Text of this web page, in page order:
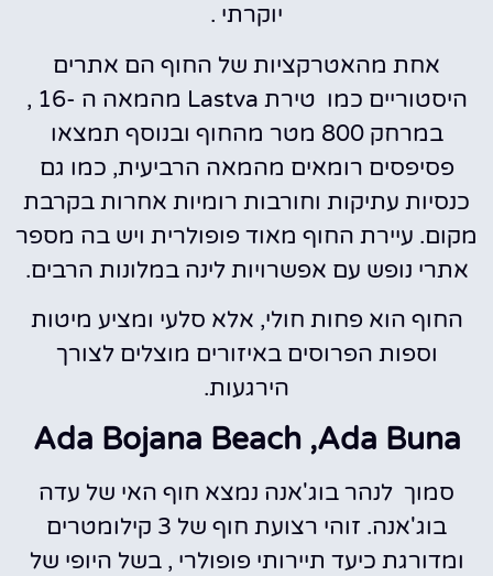
יוקרתי .
אחת מהאטרקציות של החוף הם אתרים
היסטוריים כמו טירת Lastva מהמאה ה -16 ,
במרחק 800 מטר מהחוף ובנוסף תמצאו
פסיפסים רומאים מהמאה הרביעית, כמו גם
כנסיות עתיקות וחורבות רומיות אחרות בקרבת
מקום. עיירת החוף מאוד פופולרית ויש בה מספר
אתרי נופש עם אפשרויות לינה במלונות הרבים.
החוף הוא פחות חולי, אלא סלעי ומציע מיטות
וספות הפרוסים באיזורים מוצלים לצורך
הירגעות.
Ada Bojana Beach ,Ada Buna
סמוך לנהר בוג'אנה נמצא חוף האי של עדה
בוג'אנה. זוהי רצועת חוף של 3 קילומטרים
ומדורגת כיעד תיירותי פופולרי , בשל היופי של